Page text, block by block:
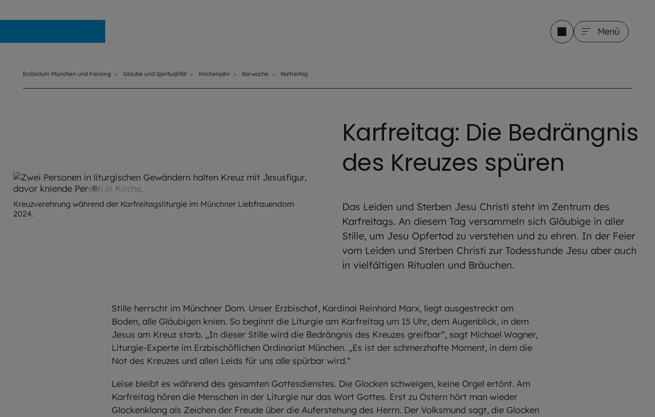
Menü
Erzbistum München und Freising Glaube und Spiritualität Kirchenjahr Karwoche Karfreitag
© Robert Kiderle / EOM
Kreuzverehrung während der Karfreitagsliturgie im Münchner Liebfrauendom
2024.
Karfreitag: Die Bedrängnis
des Kreuzes spüren
Das Leiden und Sterben Jesu Christi steht im Zentrum des
Karfreitags. An diesem Tag versammeln sich Gläubige in aller
Stille, um Jesu Opfertod zu verstehen und zu ehren. In der Feier
vom Leiden und Sterben Christi zur Todesstunde Jesu aber auch
in vielfältigen Ritualen und Bräuchen.
Stille herrscht im Münchner Dom. Unser Erzbischof, Kardinal Reinhard Marx, liegt ausgestreckt am
Boden, alle Gläubigen knien. So beginnt die Liturgie am Karfreitag um 15 Uhr, dem Augenblick, in dem
Jesus am Kreuz starb. „In dieser Stille wird die Bedrängnis des Kreuzes greifbar“, sagt Michael Wagner,
Liturgie-Experte im Erzbischöflichen Ordinariat München. „Es ist der schmerzhafte Moment, in dem die
Not des Kreuzes und allen Leids für uns alle spürbar wird.“
Leise bleibt es während des gesamten Gottesdienstes. Die Glocken schweigen, keine Orgel ertönt. Am
Karfreitag hören die Menschen in der Liturgie nur das Wort Gottes. Erst zu Ostern hört man wieder
Glockenklang als Zeichen der Freude über die Auferstehung des Herrn. Der Volksmund sagt, die Glocken